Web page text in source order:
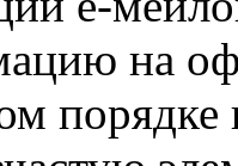
на
порядке